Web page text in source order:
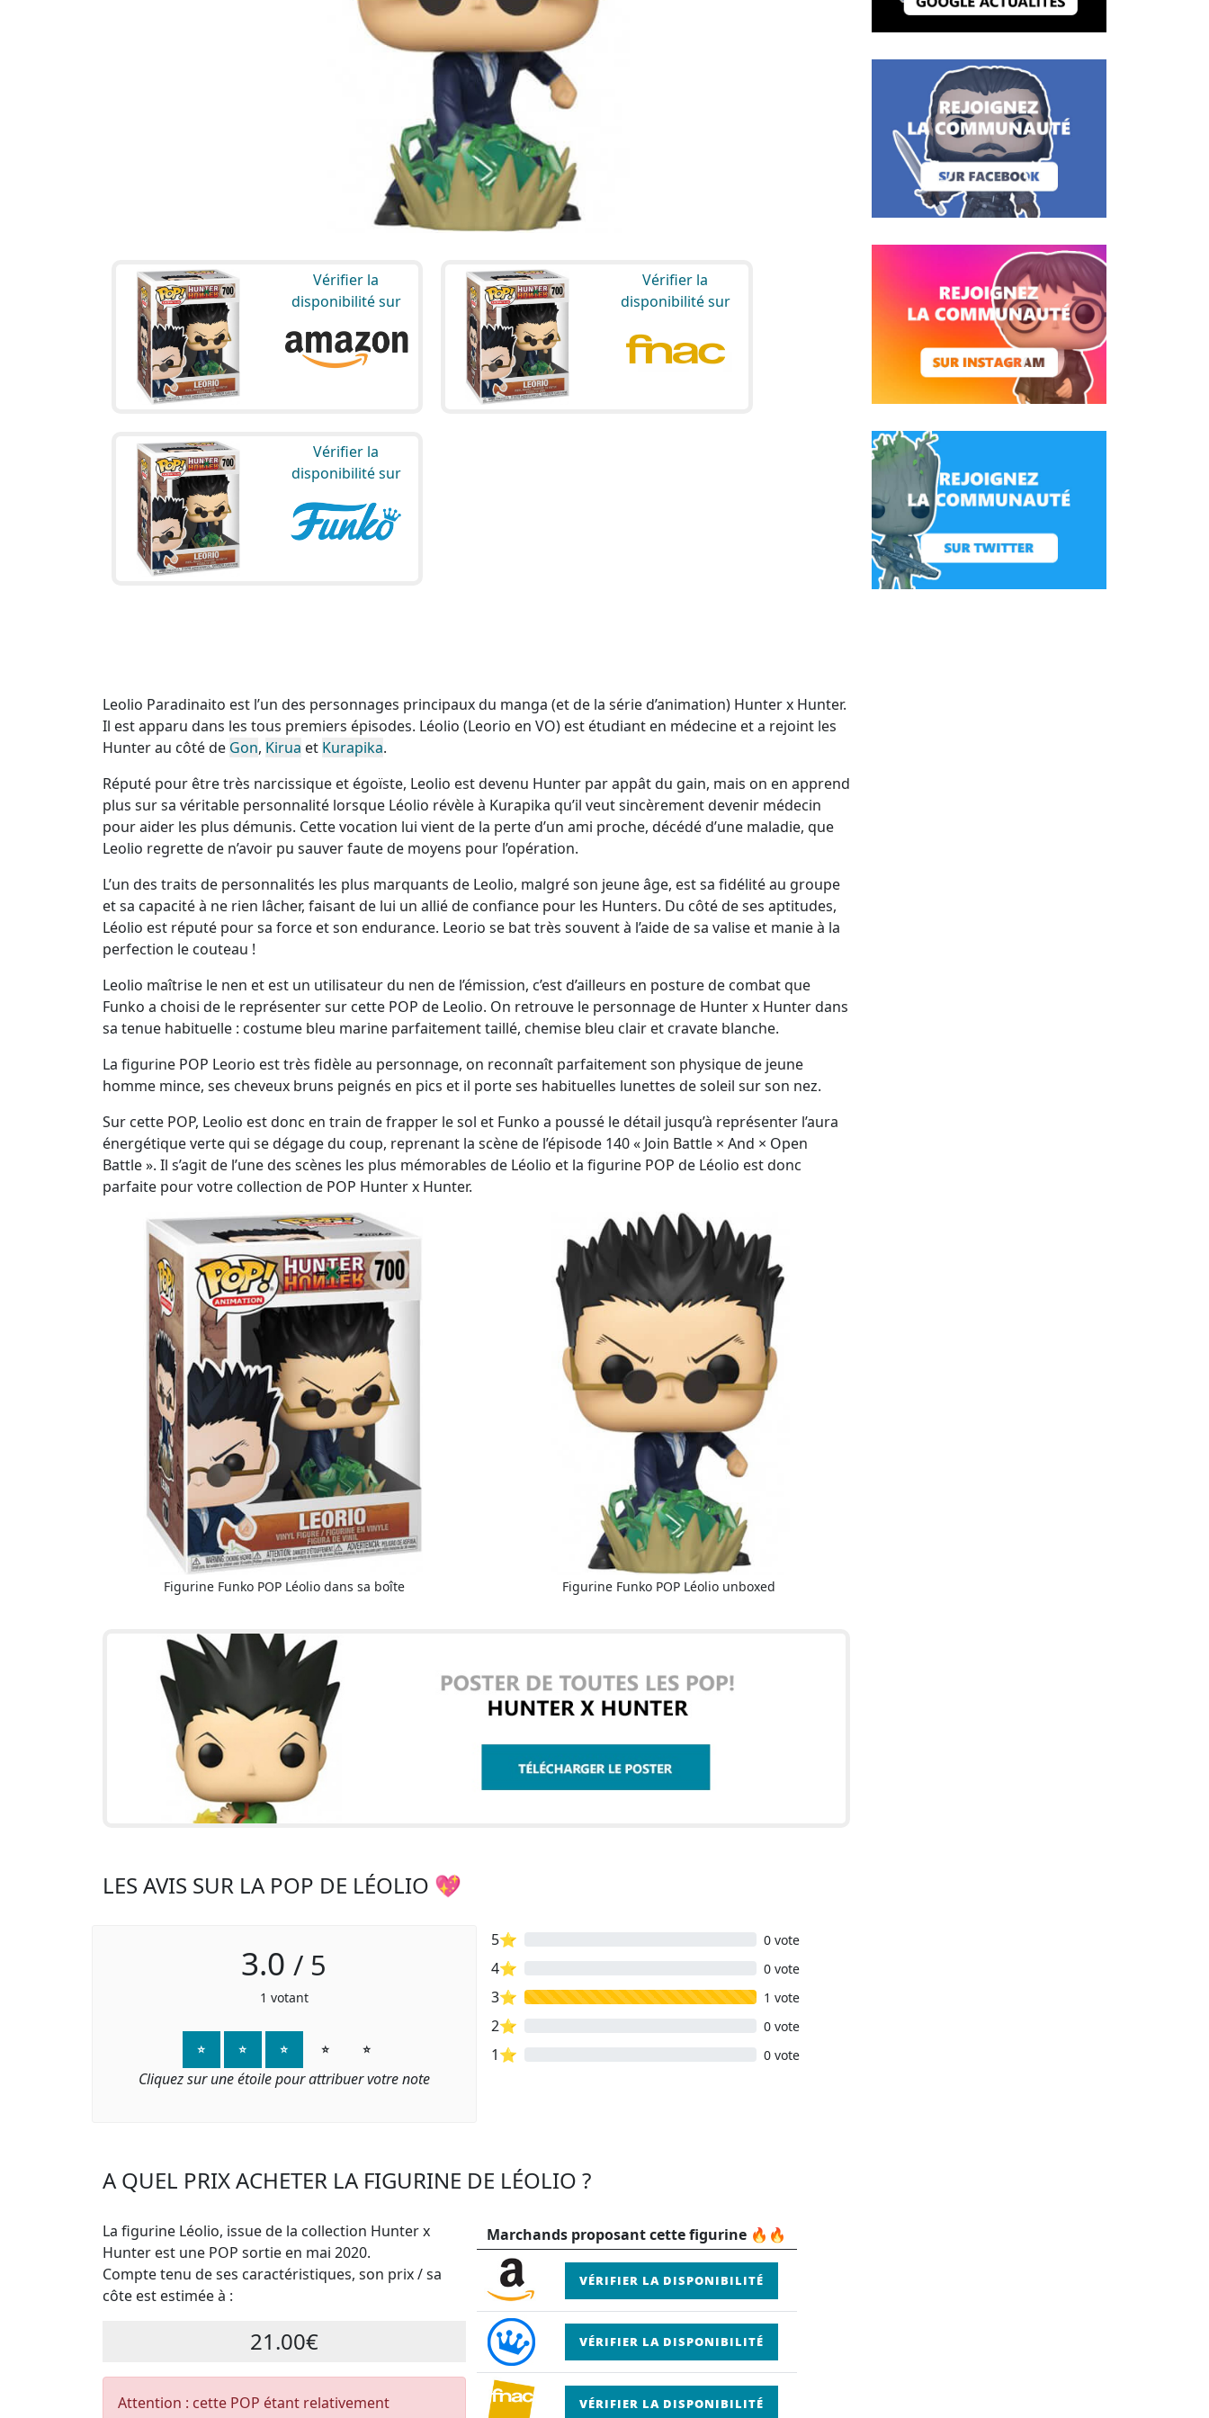
Vérifier la
disponibilité sur
Vérifier la
disponibilité sur
Vérifier la
disponibilité sur
Leolio Paradinaito est l’un des personnages principaux du manga (et de la série d’animation) Hunter x Hunter.
Il est apparu dans les tous premiers épisodes. Léolio (Leorio en VO) est étudiant en médecine et a rejoint les
Hunter au côté de Gon, Kirua et Kurapika.
Réputé pour être très narcissique et égoïste, Leolio est devenu Hunter par appât du gain, mais on en apprend
plus sur sa véritable personnalité lorsque Léolio révèle à Kurapika qu’il veut sincèrement devenir médecin
pour aider les plus démunis. Cette vocation lui vient de la perte d’un ami proche, décédé d’une maladie, que
Leolio regrette de n’avoir pu sauver faute de moyens pour l’opération.
L’un des traits de personnalités les plus marquants de Leolio, malgré son jeune âge, est sa fidélité au groupe
et sa capacité à ne rien lâcher, faisant de lui un allié de confiance pour les Hunters. Du côté de ses aptitudes,
Léolio est réputé pour sa force et son endurance. Leorio se bat très souvent à l’aide de sa valise et manie à la
perfection le couteau !
Leolio maîtrise le nen et est un utilisateur du nen de l’émission, c’est d’ailleurs en posture de combat que
Funko a choisi de le représenter sur cette POP de Leolio. On retrouve le personnage de Hunter x Hunter dans
sa tenue habituelle : costume bleu marine parfaitement taillé, chemise bleu clair et cravate blanche.
La figurine POP Leorio est très fidèle au personnage, on reconnaît parfaitement son physique de jeune
homme mince, ses cheveux bruns peignés en pics et il porte ses habituelles lunettes de soleil sur son nez.
Sur cette POP, Leolio est donc en train de frapper le sol et Funko a poussé le détail jusqu’à représenter l’aura
énergétique verte qui se dégage du coup, reprenant la scène de l’épisode 140 « Join Battle × And × Open
Battle ». Il s’agit de l’une des scènes les plus mémorables de Léolio et la figurine POP de Léolio est donc
parfaite pour votre collection de POP Hunter x Hunter.
Figurine Funko POP Léolio dans sa boîte Figurine Funko POP Léolio unboxed
LES AVIS SUR LA POP DE LÉOLIO 💖
3.0 / 5
1 votant
⭐ ⭐ ⭐ ⭐ ⭐
Cliquez sur une étoile pour attribuer votre note
5⭐ 0 vote
4⭐ 0 vote
3⭐ 1 vote
2⭐ 0 vote
1⭐ 0 vote
A QUEL PRIX ACHETER LA FIGURINE DE LÉOLIO ?
La figurine Léolio, issue de la collection Hunter x
Hunter est une POP sortie en mai 2020.
Compte tenu de ses caractéristiques, son prix / sa
côte est estimée à :
21.00€
Attention : cette POP étant relativement
Marchands proposant cette figurine 🔥🔥
VÉRIFIER LA DISPONIBILITÉ
VÉRIFIER LA DISPONIBILITÉ
VÉRIFIER LA DISPONIBILITÉ